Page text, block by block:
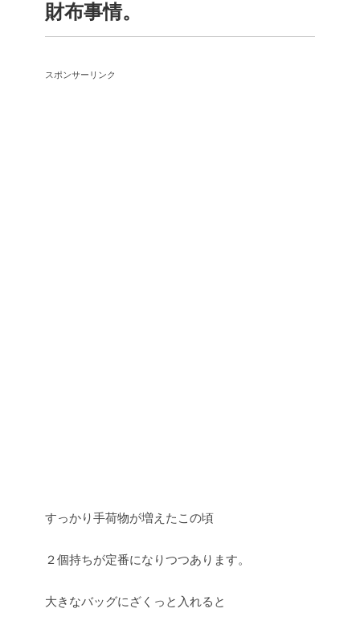
財布事情。
スポンサーリンク
すっかり手荷物が増えたこの頃
２個持ちが定番になりつつあります。
大きなバッグにざくっと入れると